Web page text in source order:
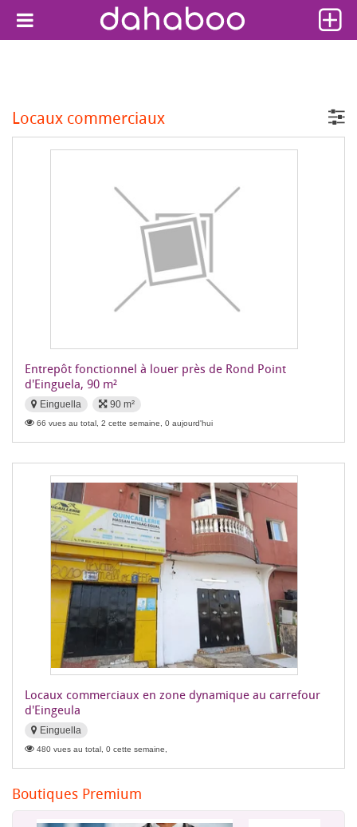
Locaux commerciaux
Entrepôt fonctionnel à louer près de Rond Point
d'Einguela, 90 m²
Einguella 90 m²
66 vues au total, 2 cette semaine, 0 aujourd'hui
Locaux commerciaux en zone dynamique au carrefour
d'Eingeula
Einguella
480 vues au total, 0 cette semaine,
Boutiques Premium